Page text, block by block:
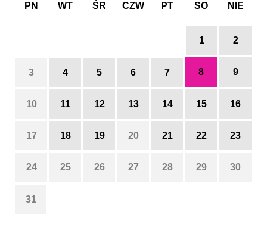
PN WT ŚR CZW PT SO NIE
1 2
3 4 5 6 7 8 9
10 11 12 13 14 15 16
17 18 19 20 21 22 23
24 25 26 27 28 29 30
31